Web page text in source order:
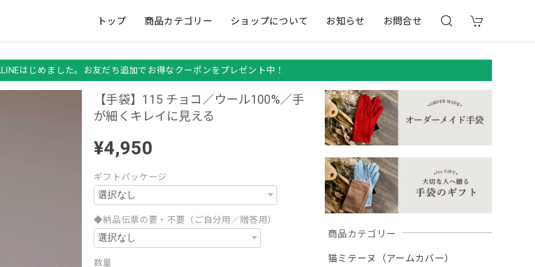
トップ 商品カテゴリー ショップについて お知らせ お問合せ
はじめました。お友だち追加でお得なクーポンをプレゼント中！
商品カテゴリー
猫ミテーヌ（アームカバー）
【手袋】115 チョコ／ウール100%／手
が細くキレイに見える
¥4,950
ギフトパッケージ
◆納品伝票の要・不要（ご自分用／贈答用）
数量